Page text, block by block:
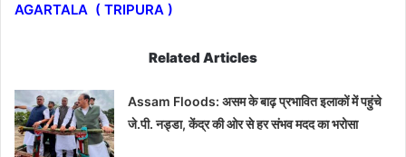
AGARTALA ( TRIPURA )
Related Articles
Assam Floods: असम के बाढ़ प्रभावित इलाकों में पहुंचे
जे.पी. नड्डा, केंद्र की ओर से हर संभव मदद का भरोसा